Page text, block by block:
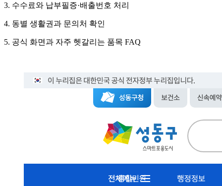
3. 수수료와 납부필증·배출번호 처리
4. 동별 생활권과 문의처 확인
5. 공식 화면과 자주 헷갈리는 품목 FAQ